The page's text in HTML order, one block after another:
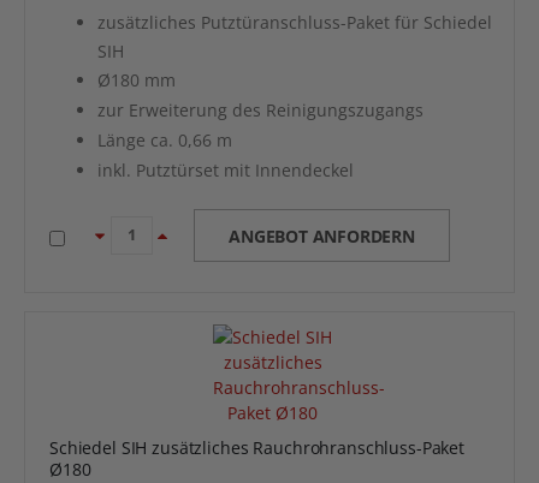
zusätzliches Putztüranschluss-Paket für Schiedel
SIH
Ø180 mm
zur Erweiterung des Reinigungszugangs
Länge ca. 0,66 m
inkl. Putztürset mit Innendeckel
ANGEBOT ANFORDERN
Schiedel SIH zusätzliches Rauchrohranschluss-Paket
Ø180